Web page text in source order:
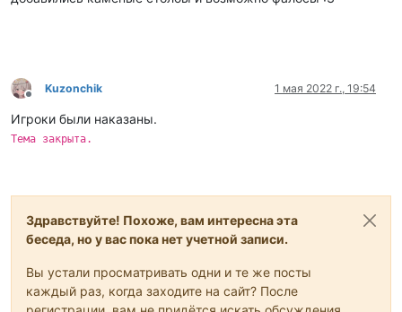
Не в сети
Kuzonchik 1 мая 2022 г., 19:54
Игроки были наказаны.
Тема закрыта.
Здравствуйте! Похоже, вам интересна эта
беседа, но у вас пока нет учетной записи.
Вы устали просматривать одни и те же посты
каждый раз, когда заходите на сайт? После